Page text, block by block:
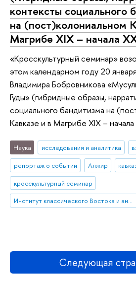
контексты социального
на (пост)колониальном
Магрибе XIX – начала
«Кросскультурный семинар»
этом календарном году 20
Владимира Бобровникова
Гуды» (гибридные образы,
социального бандитизма на
Кавказе и в Магрибе XIX –
Наука исследования и аналитика
репортаж о событии
Алжир
кросскультурный семинар
Институт классического Востока и античности
Следующая